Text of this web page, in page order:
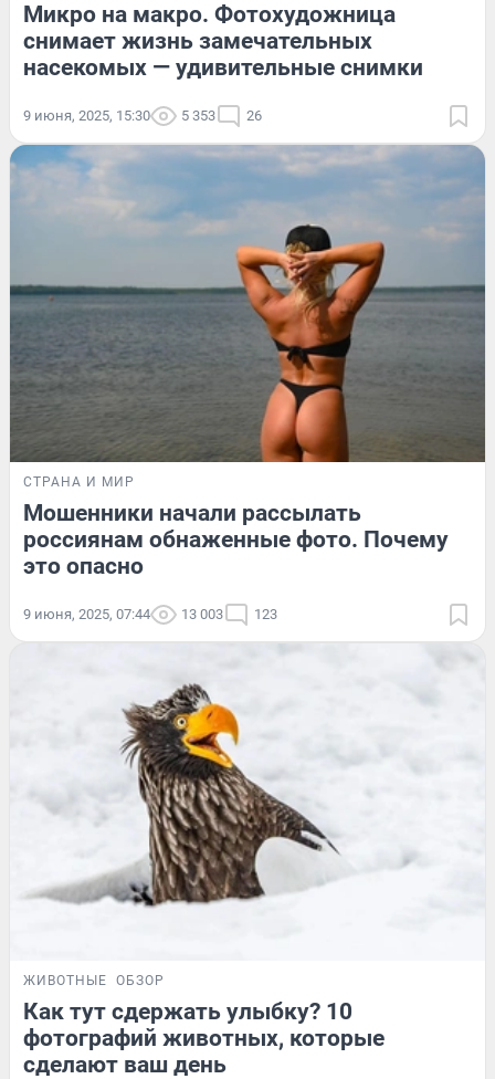
Микро на макро. Фотохудожница
снимает жизнь замечательных
насекомых — удивительные снимки
9 июня, 2025, 15:30 5 353 26
СТРАНА И МИР
Мошенники начали рассылать
россиянам обнаженные фото. Почему
это опасно
9 июня, 2025, 07:44 13 003 123
ЖИВОТНЫЕ ОБЗОР
Как тут сдержать улыбку? 10
фотографий животных, которые
сделают ваш день